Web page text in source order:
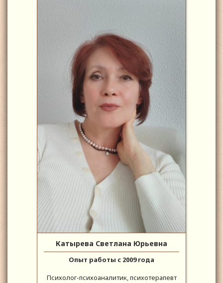
Катырева Светлана Юрьевна
Опыт работы с 2009 года
Психолог-психоаналитик, психотерапевт